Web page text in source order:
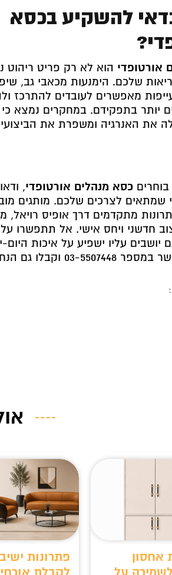
להשקיע בכסא
אורטופדי הוא לא רק פריט ריהוט
שלכם. הימנעות מכאבי גב,
מאפשרים לעובדים להתרכז
יותר בתפקידם. במחקרים נמצא כי
את האנרגיה ומשפרת את
כסא מנהלים אורטופדי,
שמתאים לצרכים שלכם. מותגים
מתקדמים דרך אופיס רויאל,
חדשני ויחס אישי. אל תתפשרו על
עליו ישפיע על איכות
וקבלו גם הנחה מיוחדת!
אחסון
פתרונות